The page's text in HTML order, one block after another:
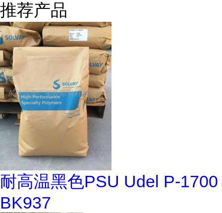
推荐产品
耐高温黑色PSU Udel P-1700
BK937